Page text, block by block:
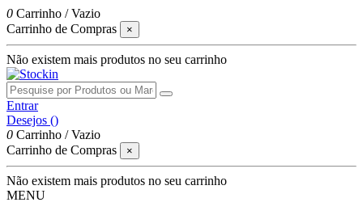
0 Carrinho /Vazio
Carrinho de Compras
×
Não existem mais produtos no seu carrinho
Entrar
Desejos ()
0 Carrinho /Vazio
Carrinho de Compras
×
Não existem mais produtos no seu carrinho
MENU